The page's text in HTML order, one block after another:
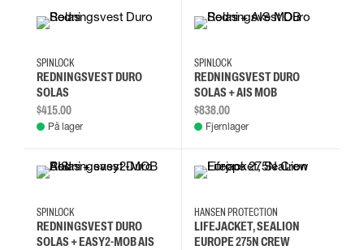
SPINLOCK
REDNINGSVEST DURO
SOLAS
$415.00
På lager
SPINLOCK
REDNINGSVEST DURO
SOLAS + AIS MOB
$838.00
Fjernlager
SPINLOCK
REDNINGSVEST DURO
SOLAS + EASY2-MOB AIS
HANSEN PROTECTION
LIFEJACKET, SEALION
EUROPE 275N CREW